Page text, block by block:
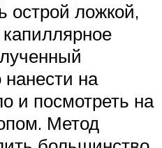
острой ложкой,
на
и посмотреть на
Метод